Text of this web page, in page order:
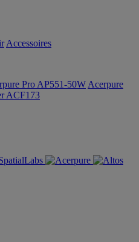
Accessoires
Pro AP551-50W Acerpure
ACF173